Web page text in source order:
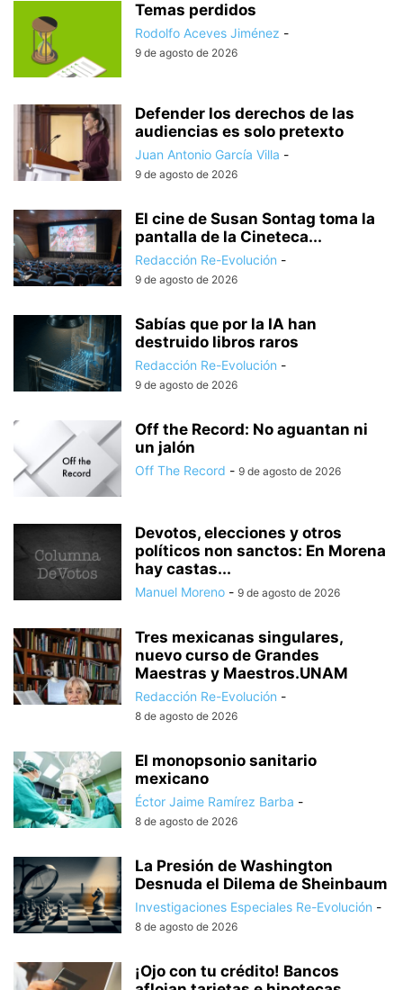
Temas perdidos
Rodolfo Aceves Jiménez -
9 de agosto de 2026
Defender los derechos de las
audiencias es solo pretexto
Juan Antonio García Villa -
9 de agosto de 2026
El cine de Susan Sontag toma la
pantalla de la Cineteca...
Redacción Re-Evolución -
9 de agosto de 2026
Sabías que por la IA han
destruido libros raros
Redacción Re-Evolución -
9 de agosto de 2026
Off the Record: No aguantan ni
un jalón
Off The Record - 9 de agosto de 2026
Devotos, elecciones y otros
políticos non sanctos: En Morena
hay castas...
Manuel Moreno - 9 de agosto de 2026
Tres mexicanas singulares,
nuevo curso de Grandes
Maestras y Maestros.UNAM
Redacción Re-Evolución -
8 de agosto de 2026
El monopsonio sanitario
mexicano
Éctor Jaime Ramírez Barba -
8 de agosto de 2026
La Presión de Washington
Desnuda el Dilema de Sheinbaum
Investigaciones Especiales Re-Evolución -
8 de agosto de 2026
¡Ojo con tu crédito! Bancos